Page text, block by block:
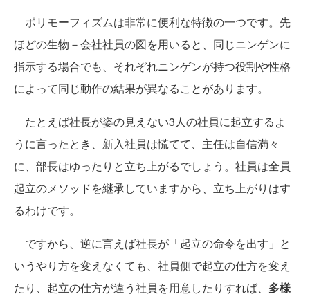
ポリモーフィズムは非常に便利な特徴の一つです。先
ほどの生物－会社社員の図を用いると、同じニンゲンに
指示する場合でも、それぞれニンゲンが持つ役割や性格
によって同じ動作の結果が異なることがあります。
たとえば社長が姿の見えない3人の社員に起立するよ
うに言ったとき、新入社員は慌てて、主任は自信満々
に、部長はゆったりと立ち上がるでしょう。社員は全員
起立のメソッドを継承していますから、立ち上がりはす
るわけです。
ですから、逆に言えば社長が「起立の命令を出す」と
いうやり方を変えなくても、社員側で起立の仕方を変え
たり、起立の仕方が違う社員を用意したりすれば、 多様